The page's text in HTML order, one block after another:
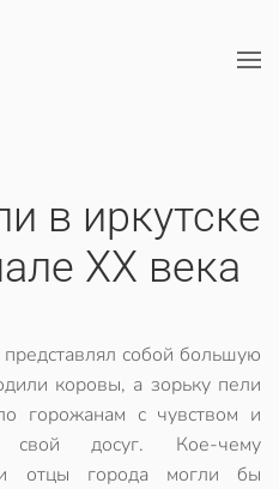
в иркутске
XX века
собой большую
коровы, а зорьку пели
горожанам с чувством и
свой досуг. Кое-чему
и отцы города могли бы